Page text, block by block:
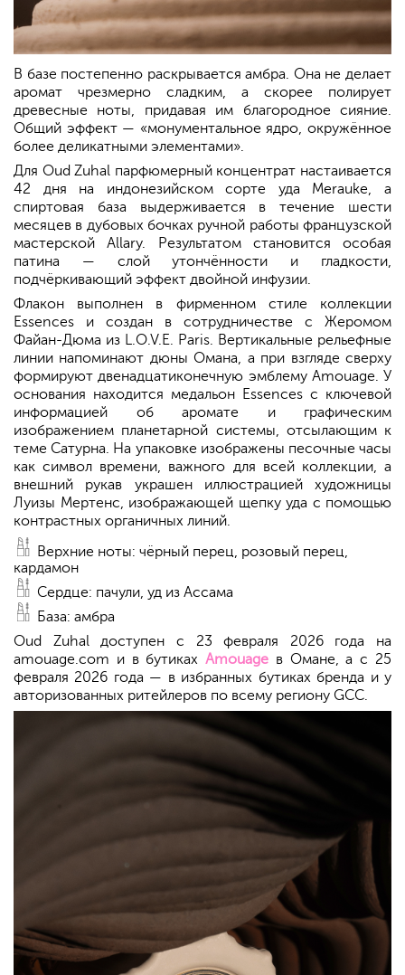
В базе постепенно раскрывается амбра. Она не делает
аромат чрезмерно сладким, а скорее полирует
древесные ноты, придавая им благородное сияние.
Общий эффект — «монументальное ядро, окружённое
более деликатными элементами».
Для Oud Zuhal парфюмерный концентрат настаивается
42 дня на индонезийском сорте уда Merauke, а
спиртовая база выдерживается в течение шести
месяцев в дубовых бочках ручной работы французской
мастерской Allary. Результатом становится особая
патина — слой утончённости и гладкости,
подчёркивающий эффект двойной инфузии.
Флакон выполнен в фирменном стиле коллекции
Essences и создан в сотрудничестве с Жеромом
Файан-Дюма из L.O.V.E. Paris. Вертикальные рельефные
линии напоминают дюны Омана, а при взгляде сверху
формируют двенадцатиконечную эмблему Amouage. У
основания находится медальон Essences с ключевой
информацией об аромате и графическим
изображением планетарной системы, отсылающим к
теме Сатурна. На упаковке изображены песочные часы
как символ времени, важного для всей коллекции, а
внешний рукав украшен иллюстрацией художницы
Луизы Мертенс, изображающей щепку уда с помощью
контрастных органичных линий.
Верхние ноты: чёрный перец, розовый перец,
кардамон
Сердце: пачули, уд из Ассама
База: амбра
Oud Zuhal доступен с 23 февраля 2026 года на
amouage.com и в бутикахAmouage в Омане, а с 25
февраля 2026 года — в избранных бутиках бренда и у
авторизованных ритейлеров по всему региону GCC.